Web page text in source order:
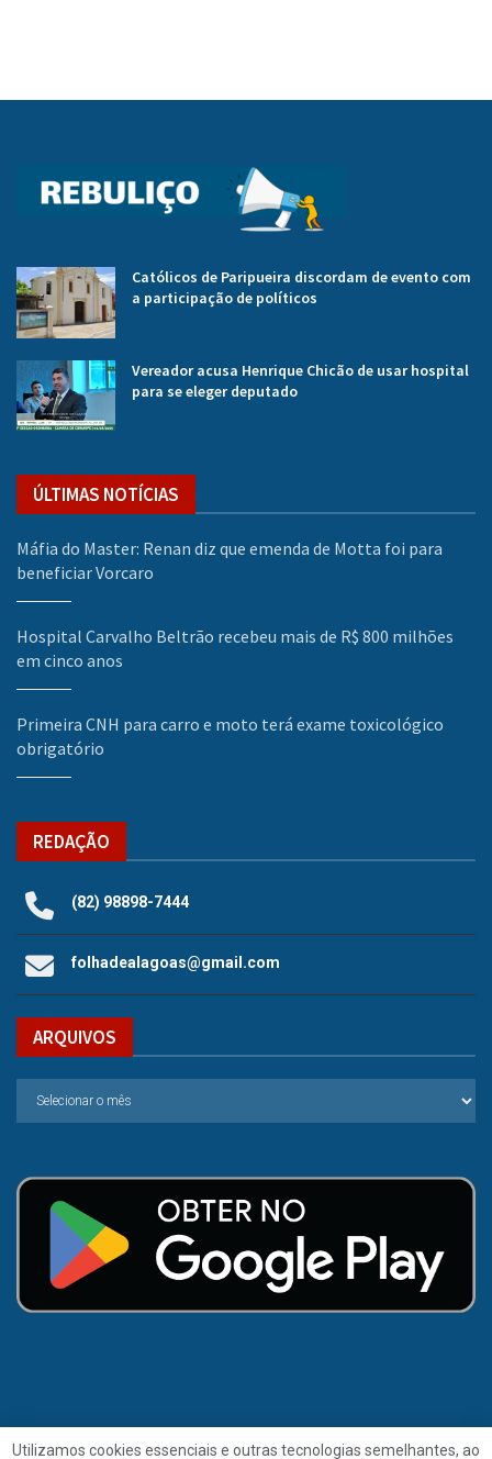
Católicos de Paripueira discordam de evento com
a participação de políticos
Vereador acusa Henrique Chicão de usar hospital
para se eleger deputado
ÚLTIMAS NOTÍCIAS
Máfia do Master: Renan diz que emenda de Motta foi para
beneficiar Vorcaro
Hospital Carvalho Beltrão recebeu mais de R$ 800 milhões
em cinco anos
Primeira CNH para carro e moto terá exame toxicológico
obrigatório
REDAÇÃO
(82) 98898-7444
folhadealagoas@gmail.com
ARQUIVOS
Utilizamos cookies essenciais e outras tecnologias semelhantes, ao